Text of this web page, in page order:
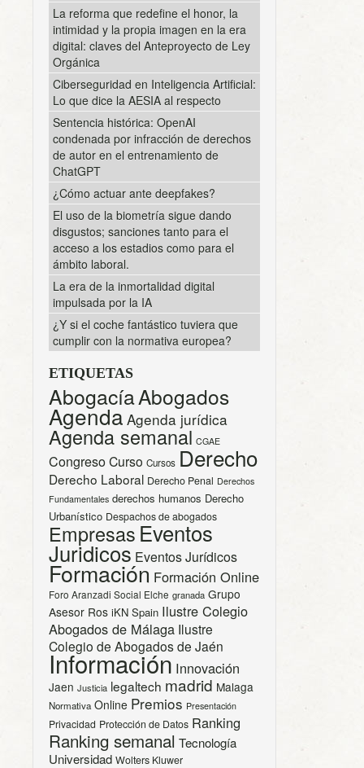
La reforma que redefine el honor, la
intimidad y la propia imagen en la era
digital: claves del Anteproyecto de Ley
Orgánica
Ciberseguridad en Inteligencia Artificial:
Lo que dice la AESIA al respecto
Sentencia histórica: OpenAI
condenada por infracción de derechos
de autor en el entrenamiento de
ChatGPT
¿Cómo actuar ante deepfakes?
El uso de la biometría sigue dando
disgustos; sanciones tanto para el
acceso a los estadios como para el
ámbito laboral.
La era de la inmortalidad digital
impulsada por la IA
¿Y si el coche fantástico tuviera que
cumplir con la normativa europea?
ETIQUETAS
AbogacíaAbogados
Agenda Agenda jurídica
Agenda semanal CGAE
CongresoCurso Cursos Derecho
Derecho Laboral Derecho Penal Derechos
Fundamentales derechos humanos Derecho
Urbanístico Despachos de abogados
Empresas Eventos
Juridicos Eventos Jurídicos
Formación Formación Online
Foro Aranzadi Social Elche granada Grupo
Asesor Ros iKN Spain Ilustre Colegio
Abogados de Málaga Ilustre
Colegio de Abogados de Jaén
Información Innovación
Jaen Justicia legaltech madrid Malaga
Normativa Online Premios Presentación
Privacidad Protección de Datos Ranking
Ranking semanal Tecnología
Universidad Wolters Kluwer